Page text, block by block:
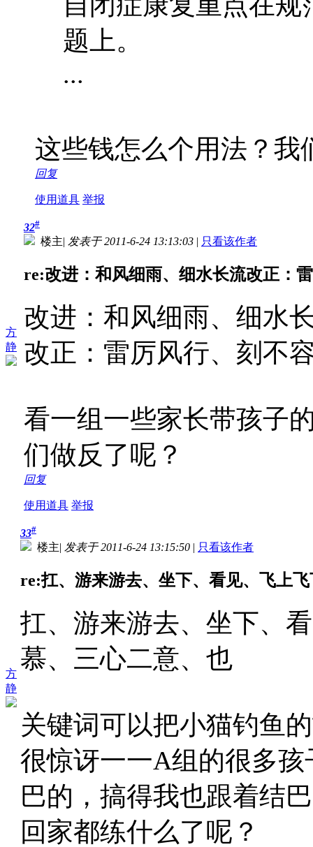
题上。
...
这些钱怎么个用法？我
回复
使用道具 举报
方
静
32#
楼主| 发表于 2011-6-24 13:13:03 | 只看该作者
re:改进：和风细雨、细水长流改正：
改进：和风细雨、细水
改正：雷厉风行、刻不
看一组一些家长带孩子
们做反了呢？
回复
使用道具 举报
方
静
33#
楼主| 发表于 2011-6-24 13:15:50 | 只看该作者
re:扛、游来游去、坐下、看见、飞上
扛、游来游去、坐下、
慕、三心二意、也
关键词可以把小猫钓鱼
很惊讶一一A组的很多
巴的，搞得我也跟着结
回家都练什么了呢？